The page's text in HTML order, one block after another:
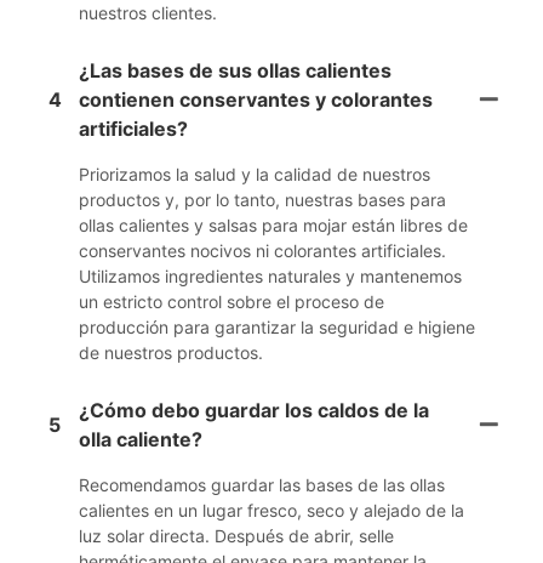
nuestros clientes.
4
¿Las bases de sus ollas calientes
contienen conservantes y colorantes
artificiales?
Priorizamos la salud y la calidad de nuestros
productos y, por lo tanto, nuestras bases para
ollas calientes y salsas para mojar están libres de
conservantes nocivos ni colorantes artificiales.
Utilizamos ingredientes naturales y mantenemos
un estricto control sobre el proceso de
producción para garantizar la seguridad e higiene
de nuestros productos.
5
¿Cómo debo guardar los caldos de la
olla caliente?
Recomendamos guardar las bases de las ollas
calientes en un lugar fresco, seco y alejado de la
luz solar directa. Después de abrir, selle